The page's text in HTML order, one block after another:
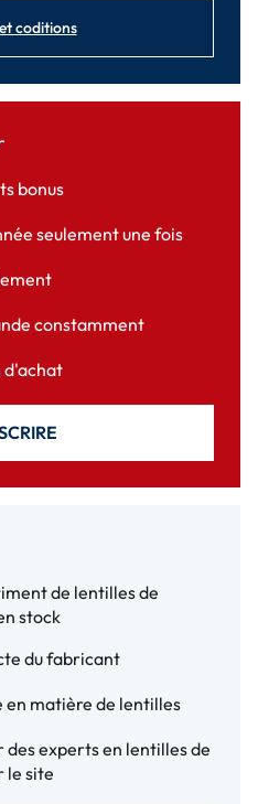
coditions
bonus
seulement une fois
constamment
d'achat
de lentilles de
stock
du fabricant
en matière de lentilles
experts en lentilles de
le site